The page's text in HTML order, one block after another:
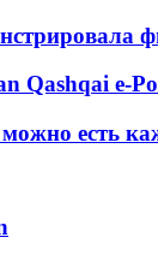
Qashqai e-
есть